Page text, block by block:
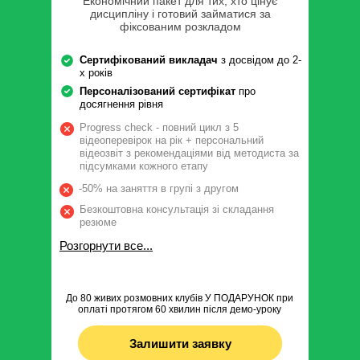
Сертифікований викладач з досвідом до 2-
х років
Персоналізований сертифікат про
досягнення рівня
Безкоштовна консультація зі складання
резюме
Progress check - повний цикл з 5
відеоперевірок на рік + персональний
відеозвіт з рекомендаціями від методиста за
підсумками кожного етапу
-50% на заняття в групі з другом
дисципліну і готовий займатися за
фіксованим розкладом
До 80 живих розмовних клубів У ПОДАРУНОК при
оплаті протягом 60 хвилин після демо-уроку
Залишити заявку
Розгорнути все...